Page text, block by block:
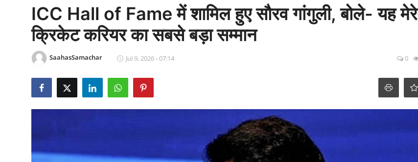
Epaper
ICC Hall of Fame में शामिल हुए सौरव गांगुली, बोले- यह मेरे
क्रिकेट करियर का सबसे बड़ा सम्मान
SaahasSamachar Jul 9, 2026 - 07:14 0